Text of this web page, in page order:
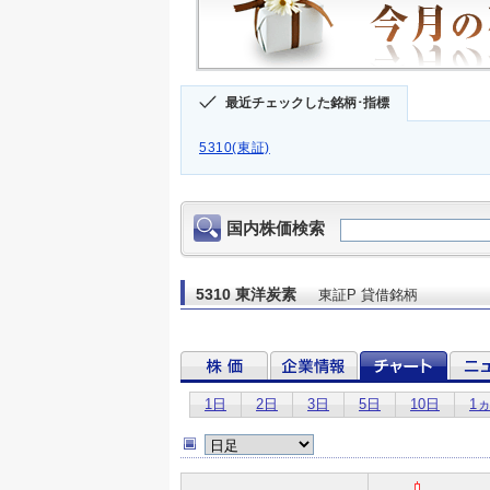
最近チェックした銘柄･指標
5310(東証)